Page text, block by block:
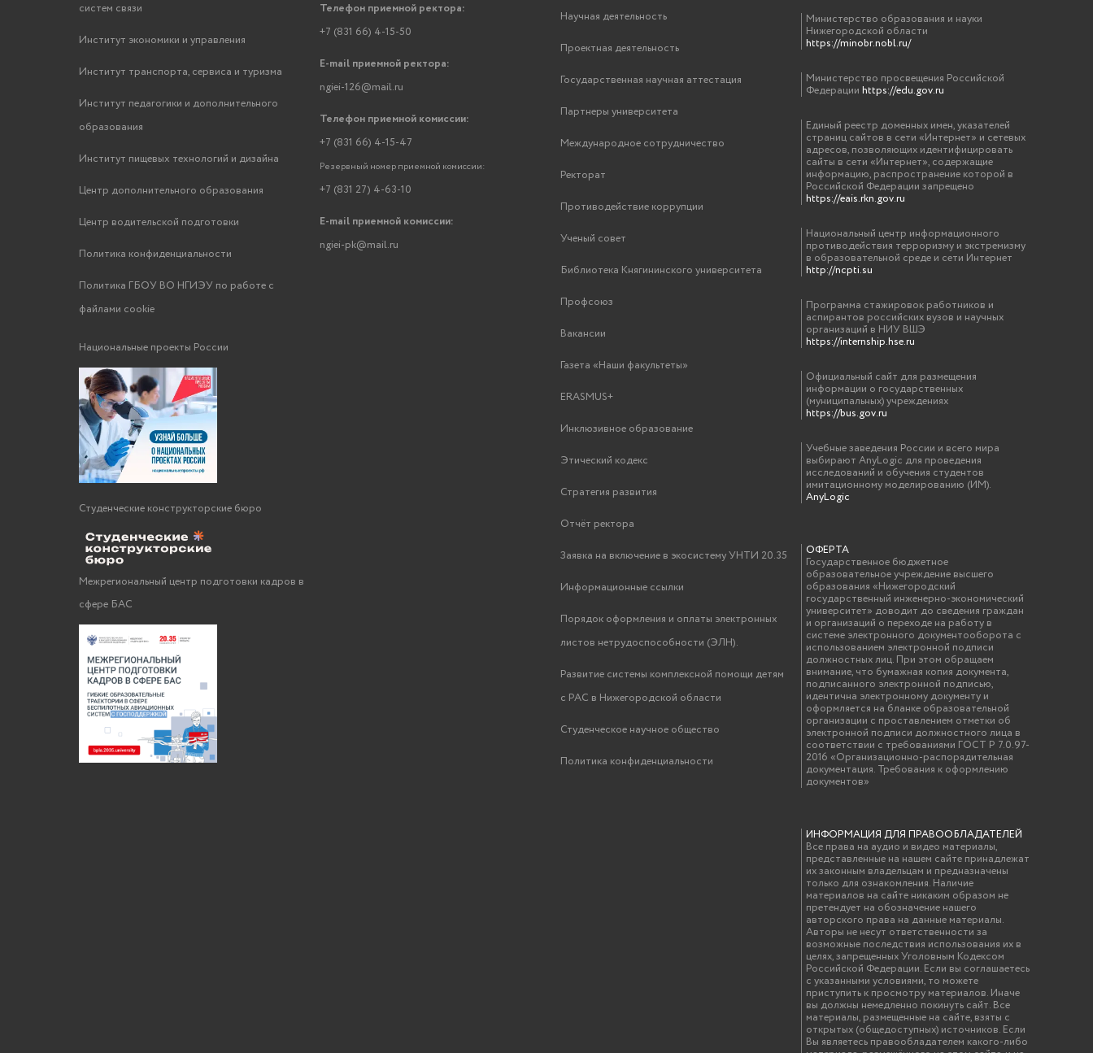
систем связи
Институт экономики и управления
Институт транспорта, сервиса и туризма
Институт педагогики и дополнительного
образования
Институт пищевых технологий и дизайна
Центр дополнительного образования
Центр водительской подготовки
Политика конфиденциальности
Политика ГБОУ ВО НГИЭУ по работе с
файлами cookie
Национальные проекты России
Студенческие конструкторские бюро
Межрегиональный центр подготовки кадров в
сфере БАС
Телефон приемной ректора:
+7 (831 66) 4-15-50
E-mail приемной ректора:
ngiei-126@mail.ru
Телефон приемной комиссии:
+7 (831 66) 4-15-47
Резервный номер приемной комиссии:
+7 (831 27) 4-63-10
E-mail приемной комиссии:
ngiei-pk@mail.ru
Научная деятельность
Проектная деятельность
Государственная научная аттестация
Партнеры университета
Международное сотрудничество
Ректорат
Противодействие коррупции
Ученый совет
Библиотека Княгининского университета
Профсоюз
Вакансии
Газета «Наши факультеты»
ERASMUS+
Инклюзивное образование
Этический кодекс
Стратегия развития
Отчёт ректора
Заявка на включение в экосистему УНТИ 20.35
Информационные ссылки
Порядок оформления и оплаты электронных
листов нетрудоспособности (ЭЛН).
Развитие системы комплексной помощи детям
с РАС в Нижегородской области
Студенческое научное общество
Политика конфиденциальности
Министерство образования и науки
Нижегородской области
https://minobr.nobl.ru/
Министерство просвещения Российской
Федерации https://edu.gov.ru
Единый реестр доменных имен, указателей
страниц сайтов в сети «Интернет» и сетевых
адресов, позволяющих идентифицировать
сайты в сети «Интернет», содержащие
информацию, распространение которой в
Российской Федерации запрещено
https://eais.rkn.gov.ru
Национальный центр информационного
противодействия терроризму и экстремизму
в образовательной среде и сети Интернет
http://ncpti.su
Программа стажировок работников и
аспирантов российских вузов и научных
организаций в НИУ ВШЭ
https://internship.hse.ru
Официальный сайт для размещения
информации о государственных
(муниципальных) учреждениях
https://bus.gov.ru
Учебные заведения России и всего мира
выбирают AnyLogic для проведения
исследований и обучения студентов
имитационному моделированию (ИМ).
AnyLogic
ОФЕРТА
Государственное бюджетное
образовательное учреждение высшего
образования «Нижегородский
государственный инженерно-экономический
университет» доводит до сведения граждан
и организаций о переходе на работу в
системе электронного документооборота с
использованием электронной подписи
должностных лиц. При этом обращаем
внимание, что бумажная копия документа,
подписанного электронной подписью,
идентична электронному документу и
оформляется на бланке образовательной
организации с проставлением отметки об
электронной подписи должностного лица в
соответствии с требованиями ГОСТ Р 7.0.97-
2016 «Организационно-распорядительная
документация. Требования к оформлению
документов»
ИНФОРМАЦИЯ ДЛЯ ПРАВООБЛАДАТЕЛЕЙ
Все права на аудио и видео материалы,
представленные на нашем сайте принадлежат
их законным владельцам и предназначены
только для ознакомления. Наличие
материалов на сайте никаким образом не
претендует на обозначение нашего
авторского права на данные материалы.
Авторы не несут ответственности за
возможные последствия использования их в
целях, запрещенных Уголовным Кодексом
Российской Федерации. Если вы соглашаетесь
с указанными условиями, то можете
приступить к просмотру материалов. Иначе
вы должны немедленно покинуть сайт. Все
материалы, размещенные на сайте, взяты с
открытых (общедоступных) источников. Если
Вы являетесь правообладателем какого-либо